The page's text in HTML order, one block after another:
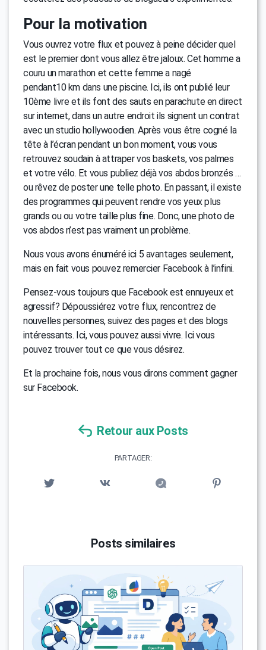
Pour la motivation
Vous ouvrez votre flux et pouvez à peine décider quel
est le premier dont vous allez être jaloux. Cet homme a
couru un marathon et cette femme a nagé
pendant10 km dans une piscine. Ici, ils ont publié leur
10ème livre et ils font des sauts en parachute en direct
sur internet, dans un autre endroit ils signent un contrat
avec un studio hollywoodien. Après vous être cogné la
tête à l’écran pendant un bon moment, vous vous
retrouvez soudain à attraper vos baskets, vos palmes
et votre vélo. Et vous publiez déjà vos abdos bronzés …
ou rêvez de poster une telle photo. En passant, il existe
des programmes qui peuvent rendre vos yeux plus
grands ou ou votre taille plus fine. Donc, une photo de
vos abdos n’est pas vraiment un problème.
Nous vous avons énuméré ici 5 avantages seulement,
mais en fait vous pouvez remercier Facebook à l’infini.
Pensez-vous toujours que Facebook est ennuyeux et
agressif? Dépoussiérez votre flux, rencontrez de
nouvelles personnes, suivez des pages et des blogs
intéressants. Ici, vous pouvez aussi vivre. Ici vous
pouvez trouver tout ce que vous désirez.
Et la prochaine fois, nous vous dirons comment gagner
sur Facebook.
Retour aux Posts
PARTAGER:
Posts similaires